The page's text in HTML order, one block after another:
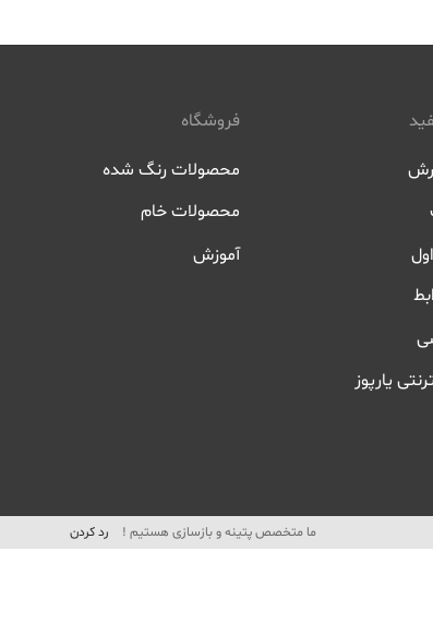
یارپوز
فروشگاه
محصولات رنگ شده
محصولات خام
آموزش
ما متخصص پتینه و بازسازی هستیم ! رد کردن